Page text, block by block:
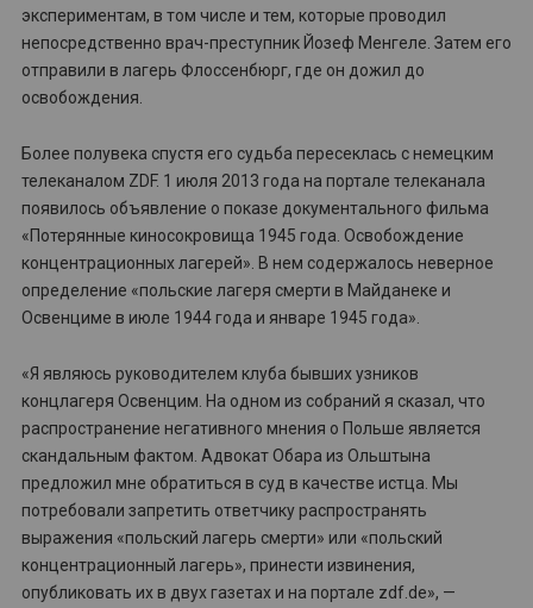
экспериментам, в том числе и тем, которые проводил
непосредственно врач-преступник Йозеф Менгеле. Затем его
отправили в лагерь Флоссенбюрг, где он дожил до
освобождения.
Более полувека спустя его судьба пересеклась с немецким
телеканалом ZDF. 1 июля 2013 года на портале телеканала
появилось объявление о показе документального фильма
«Потерянные киносокровища 1945 года. Освобождение
концентрационных лагерей». В нем содержалось неверное
определение «польские лагеря смерти в Майданеке и
Освенциме в июле 1944 года и январе 1945 года».
«Я являюсь руководителем клуба бывших узников
концлагеря Освенцим. На одном из собраний я сказал, что
распространение негативного мнения о Польше является
скандальным фактом. Адвокат Обара из Ольштына
предложил мне обратиться в суд в качестве истца. Мы
потребовали запретить ответчику распространять
выражения «польский лагерь смерти» или «польский
концентрационный лагерь», принести извинения,
опубликовать их в двух газетах и на портале zdf.de», —